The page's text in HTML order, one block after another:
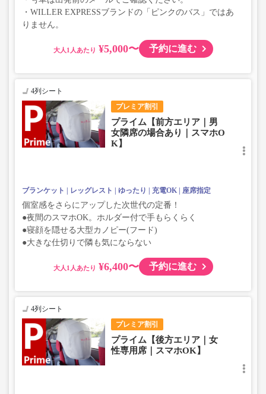
・WILLER EXPRESSブランドの「ピンクのバス」ではあ
りません。
大人 ¥5,000〜 予約に進む
プレミア割引
4列シート
プライム【前方エリア｜男
女隣席の場合あり｜スマホO
K】
ブランケット レッグレスト ゆったり 充電OK 座席指定
個室感をさらにアップした次世代の定番！
●夜間のスマホOK。ホルダー付で手もらくらく
●寝顔を隠せる大型カノピー(フード)
●大きな仕切りで隣も気にならない
大人 ¥6,400〜 予約に進む
プレミア割引
4列シート
プライム【後方エリア｜女
性専用席｜スマホOK】